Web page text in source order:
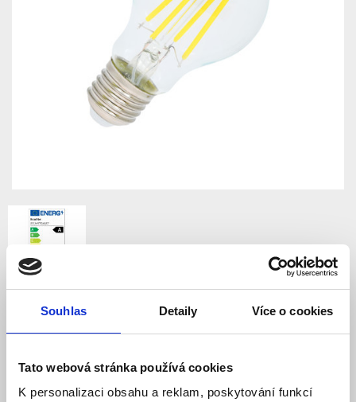
Souhlas Detaily Více o cookies
Tato webová stránka používá cookies
K personalizaci obsahu a reklam, poskytování funkcí
LED RETRO žárovka E27,
A60, teplá bílá 3000K, 2,3W,
485Lm - Ecolite